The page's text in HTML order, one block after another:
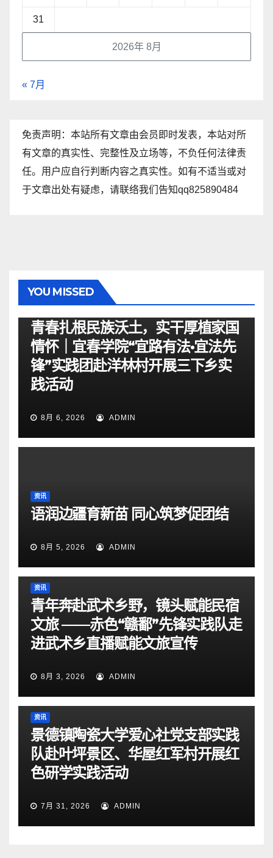
2026年 8月
31
« 7月
免责声明：本站所有文章由会员即时发表，本站对所
有文章的真实性、完整性及立场等，不负任何法律责
任。用户应自行判断内容之真实性。如有不适当或对
于文章出处有疑虑，请联络我们告知qq825890484
YOU MISSED
青春扎根民族沃土，实干厚植家国
情怀｜宜春学院“宜路有法•宜法先
锋”实践团赴洋林村开展三下乡实
践活动
8月 6, 2026 ADMIN
资讯
语润边疆育新苗 同心筑梦促团结
8月 5, 2026 ADMIN
资讯
青年奔赴武术乡野，镜头赋能民宿
文旅 ——赤色“赣鄱”先锋实践队走
进武术乡直播赋能文旅宣传
8月 3, 2026 ADMIN
资讯
景德镇陶瓷大学爱心社党支部实践
队赴叶坪景区、华屋红军村开展红
色研学实践活动
7月 31, 2026 ADMIN